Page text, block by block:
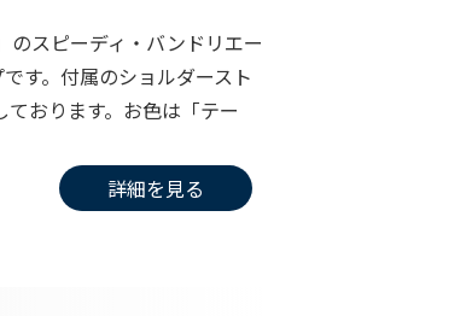
のスピーディ・バンドリエー
す。付属のショルダースト
おります。お色は「テー
詳細を見る